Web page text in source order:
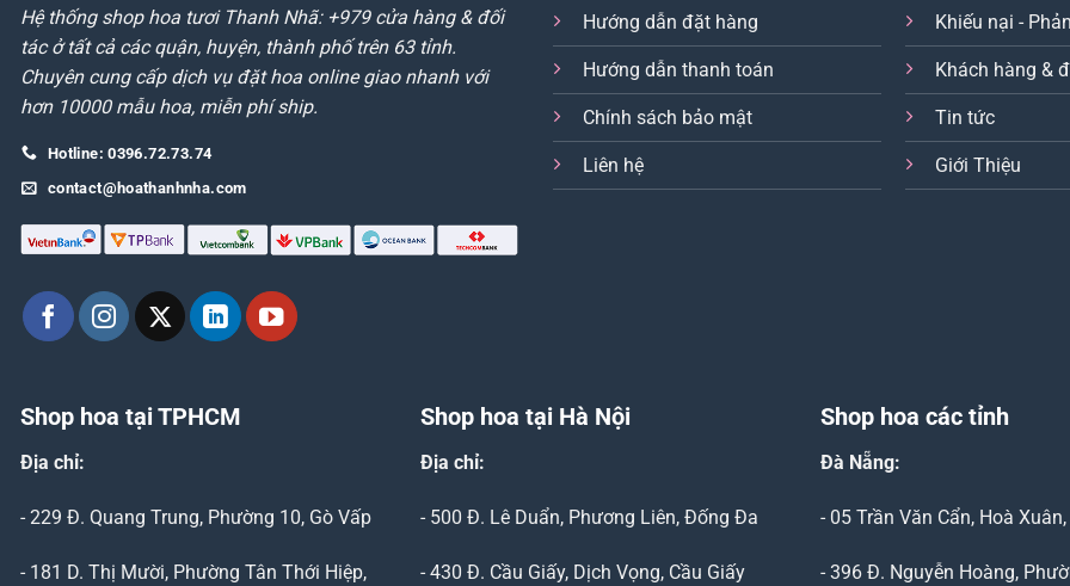
Hệ thống shop hoa tươi Thanh Nhã: +979 cửa hàng & đối
tác ở tất cả các quận, huyện, thành phố trên 63 tỉnh.
Chuyên cung cấp dịch vụ đặt hoa online giao nhanh với
hơn 10000 mẫu hoa, miễn phí ship.
Hotline: 0396.72.73.74
contact@hoathanhnha.com
Hướng dẫn đặt hàng
Hướng dẫn thanh toán
Chính sách bảo mật
Liên hệ
Khiếu nại -
Khách hàng &
Tin tức
Giới Thiệu
Shop hoa tại TPHCM
Địa chỉ:
- 229 Đ. Quang Trung, Phường 10, Gò Vấp
- 181 D. Thị Mười, Phường Tân Thới Hiệp,
Shop hoa tại Hà Nội
Địa chỉ:
- 500 Đ. Lê Duẩn, Phương Liên, Đống Đa
- 430 Đ. Cầu Giấy, Dịch Vọng, Cầu Giấy
Shop hoa các tỉnh
Đà Nẵng:
- 05 Trần Văn Cẩn, Hoà
- 396 Đ. Nguyễn Hoàng,